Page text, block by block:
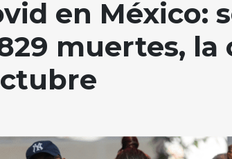
en México:
muertes, la